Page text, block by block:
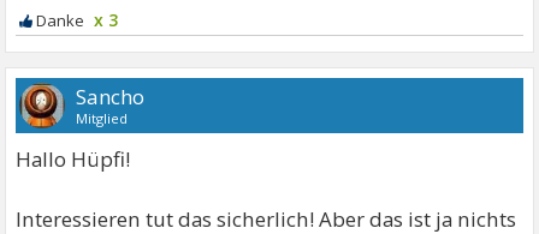
x 3
Sancho
Mitglied
Hallo Hüpfi!
Interessieren tut das sicherlich! Aber das ist ja nichts